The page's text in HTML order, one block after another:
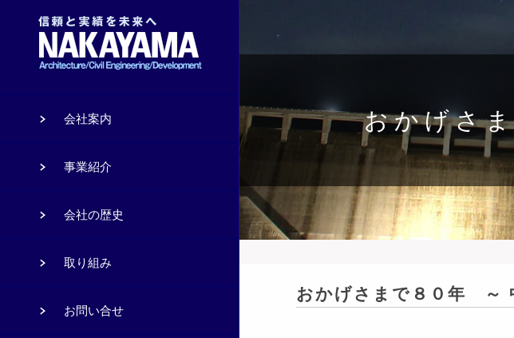
おかげさ
おかげさまで８０年 ～
会社案内
事業紹介
会社の歴史
取り組み
お問い合せ